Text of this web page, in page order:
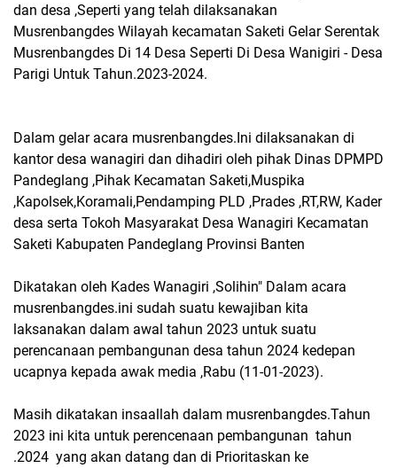
dan desa ,Seperti yang telah dilaksanakan
Musrenbangdes Wilayah kecamatan Saketi Gelar Serentak
Musrenbangdes Di 14 Desa Seperti Di Desa Wanigiri - Desa
Parigi Untuk Tahun.2023-2024.
Dalam gelar acara musrenbangdes.Ini dilaksanakan di
kantor desa wanagiri dan dihadiri oleh pihak Dinas DPMPD
Pandeglang ,Pihak Kecamatan Saketi,Muspika
,Kapolsek,Koramali,Pendamping PLD ,Prades ,RT,RW, Kader
desa serta Tokoh Masyarakat Desa Wanagiri Kecamatan
Saketi Kabupaten Pandeglang Provinsi Banten
Dikatakan oleh Kades Wanagiri ,Solihin" Dalam acara
musrenbangdes.ini sudah suatu kewajiban kita
laksanakan dalam awal tahun 2023 untuk suatu
perencanaan pembangunan desa tahun 2024 kedepan
ucapnya kepada awak media ,Rabu (11-01-2023).
Masih dikatakan insaallah dalam musrenbangdes.Tahun
2023 ini kita untuk perencenaan pembangunan tahun
.2024 yang akan datang dan di Prioritaskan ke